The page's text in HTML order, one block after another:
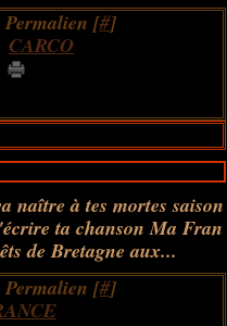
[#]
CARCO
naître à tes mortes saison
ta chanson Ma Fran
de Bretagne aux...
[#]